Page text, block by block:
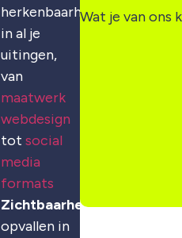
herkenbaarheid
in al je
uitingen,
van
maatwerk
webdesign
tot social
media
formats
Zichtbaarheid:
opvallen in
Wat je van ons